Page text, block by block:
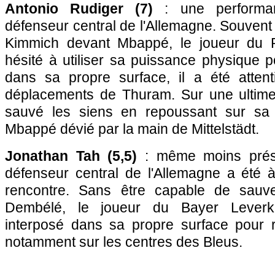
Antonio Rudiger (7) : une
défenseur central de l'Allemagne.
Kimmich devant Mbappé, le joueur du
hésité à utiliser sa puissance physique
dans sa propre surface, il a été
déplacements de Thuram. Sur une
sauvé les siens en repoussant sur
Mbappé dévié par la main de Mittelstädt.
Jonathan Tah (5,5) : même moins
défenseur central de l'Allemagne a été
rencontre. Sans être capable de
Dembélé, le joueur du Bayer
interposé dans sa propre surface pour
notamment sur les centres des Bleus.